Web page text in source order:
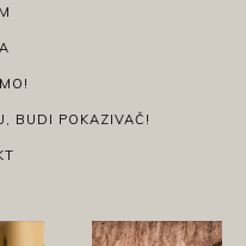
BUDI POKAZIVAČ!